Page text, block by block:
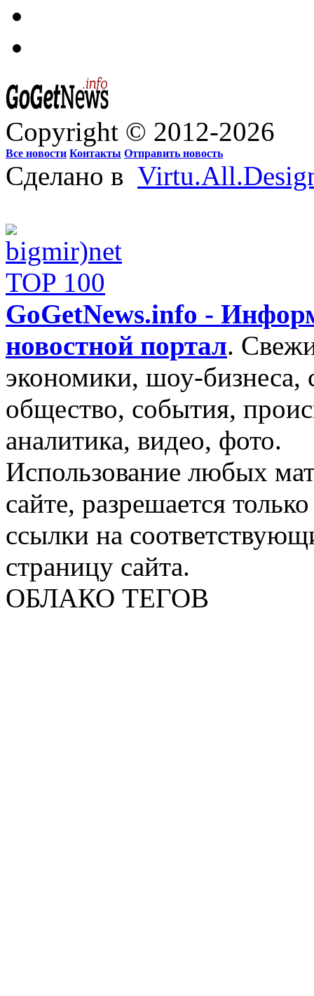
Copyright © 2012-2026
Все новости Контакты Отправить новость
Сделано в
GoGetNews.info -
новостной портал.
экономики, шоу-бизнеса,
общество, события,
аналитика, видео, фото.
Использование любых
сайте, разрешается
ссылки на
страницу сайта.
ОБЛАКО ТЕГОВ